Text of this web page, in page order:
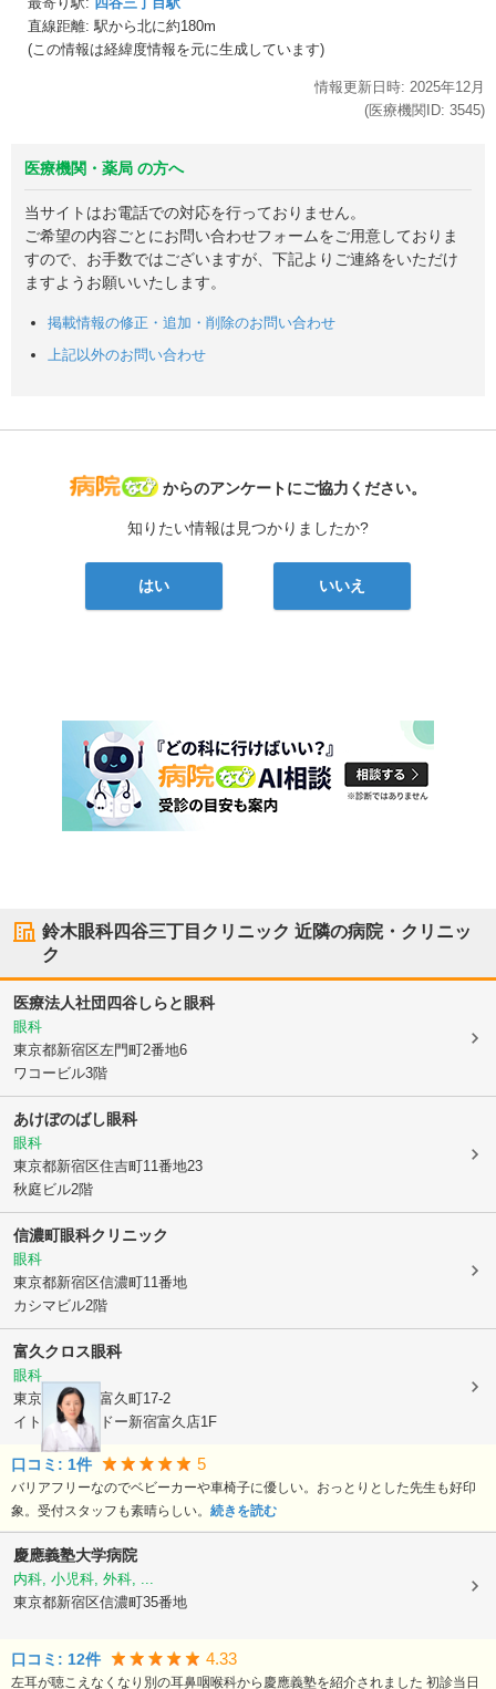
直線距離: 駅から北に約180m
(この情報は経緯度情報を元に生成しています)
情報更新日時: 2025年12月
(医療機関ID: 3545)
医療機関・薬局 の方へ
当サイトはお電話での対応を行っておりません。
ご希望の内容ごとにお問い合わせフォームをご用意しておりま
すので、お手数ではございますが、下記よりご連絡をいただけ
ますようお願いいたします。
掲載情報の修正・追加・削除のお問い合わせ
上記以外のお問い合わせ
病院なび
からのアンケートにご協力ください。
知りたい情報は見つかりましたか?
はい いいえ
鈴木眼科四谷三丁目クリニック 近隣の病院・クリニッ
ク
医療法人社団四谷しらと眼科
眼科
東京都新宿区左門町2番地6
ワコービル3階
あけぼのばし眼科
眼科
東京都新宿区住吉町11番地23
秋庭ビル2階
信濃町眼科クリニック
眼科
東京都新宿区信濃町11番地
カシマビル2階
富久クロス眼科
眼科
東京都新宿区 富久町17-2
イトーヨーカドー新宿富久店1F
口コミ: 1件 5
バリアフリーなのでベビーカーや車椅子に優しい。おっとりとした先生も好印
象。受付スタッフも素晴らしい。 続きを読む
慶應義塾大学病院
内科, 小児科, 外科, ...
東京都新宿区信濃町35番地
口コミ: 12件 4.33
左耳が聴こえなくなり別の耳鼻咽喉科から慶應義塾を紹介されました 初診当日